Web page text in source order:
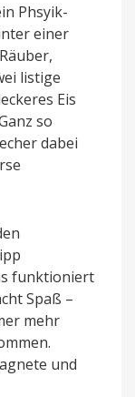
Phsyik-
einer
listige
Eis
so
dabei
funktioniert
Spaß –
mehr
und